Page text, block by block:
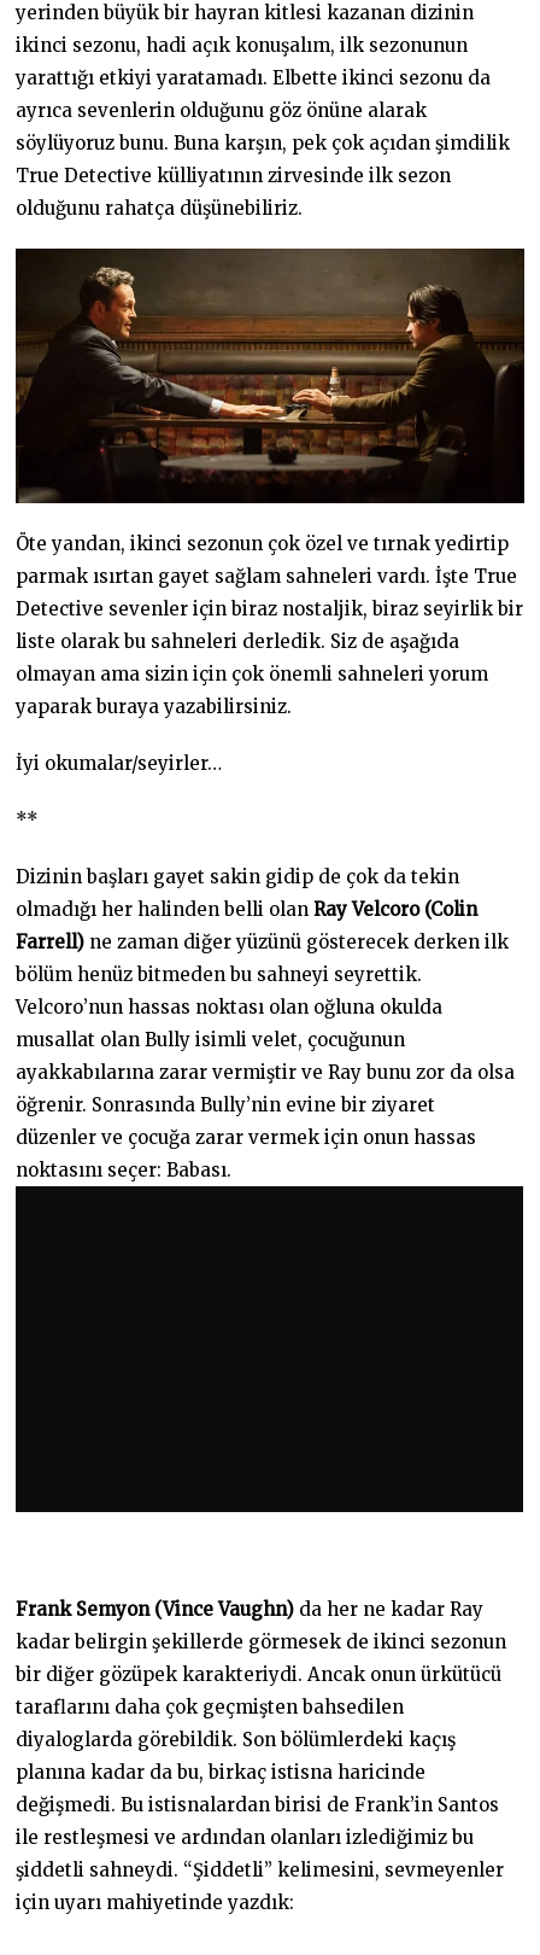
yerinden büyük bir hayran kitlesi kazanan dizinin
ikinci sezonu, hadi açık konuşalım, ilk sezonunun
yarattığı etkiyi yaratamadı. Elbette ikinci sezonu da
ayrıca sevenlerin olduğunu göz önüne alarak
söylüyoruz bunu. Buna karşın, pek çok açıdan şimdilik
True Detective külliyatının zirvesinde ilk sezon
olduğunu rahatça düşünebiliriz.
Öte yandan, ikinci sezonun çok özel ve tırnak yedirtip
parmak ısırtan gayet sağlam sahneleri vardı. İşte True
Detective sevenler için biraz nostaljik, biraz seyirlik bir
liste olarak bu sahneleri derledik. Siz de aşağıda
olmayan ama sizin için çok önemli sahneleri yorum
yaparak buraya yazabilirsiniz.
İyi okumalar/seyirler…
**
Dizinin başları gayet sakin gidip de çok da tekin
olmadığı her halinden belli olanRay Velcoro (Colin
Farrell) ne zaman diğer yüzünü gösterecek derken ilk
bölüm henüz bitmeden bu sahneyi seyrettik.
Velcoro’nun hassas noktası olan oğluna okulda
musallat olan Bully isimli velet, çocuğunun
ayakkabılarına zarar vermiştir ve Ray bunu zor da olsa
öğrenir. Sonrasında Bully’nin evine bir ziyaret
düzenler ve çocuğa zarar vermek için onun hassas
noktasını seçer: Babası.
Frank Semyon (Vince Vaughn) da her ne kadar Ray
kadar belirgin şekillerde görmesek de ikinci sezonun
bir diğer gözüpek karakteriydi. Ancak onun ürkütücü
taraflarını daha çok geçmişten bahsedilen
diyaloglarda görebildik. Son bölümlerdeki kaçış
planına kadar da bu, birkaç istisna haricinde
değişmedi. Bu istisnalardan birisi de Frank’in Santos
ile restleşmesi ve ardından olanları izlediğimiz bu
şiddetli sahneydi. “Şiddetli” kelimesini, sevmeyenler
için uyarı mahiyetinde yazdık: